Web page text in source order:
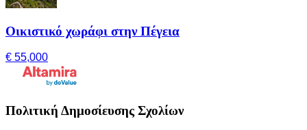
Οικιστικό χωράφι στην Πέγεια
€ 55,000
Πολιτική Δημοσίευσης Σχολίων